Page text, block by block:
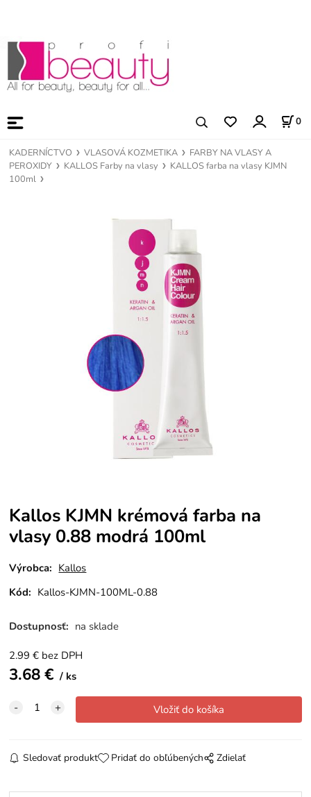
0
KADERNÍCTVO VLASOVÁ KOZMETIKA
FARBY NA VLASY A
PEROXIDY
KALLOS Farby na vlasy
KALLOS farba na vlasy KJMN
100ml
Kallos KJMN krémová farba na
vlasy 0.88 modrá 100ml
Výrobca: Kallos
Kód: Kallos-KJMN-100ML-0.88
Dostupnosť: na sklade
2.99 € bez DPH
3.68€ ks
Sledovať produkt Pridať do obľúbených Zdielať